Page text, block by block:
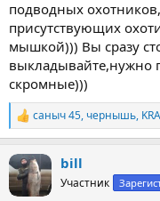
подводных
присутствующих
мышкой))) Вы сразу
выкладывайте,нужно
скромные)))
Р
е
к
ц
и
саныч 45,чернышь,
bill
Участник